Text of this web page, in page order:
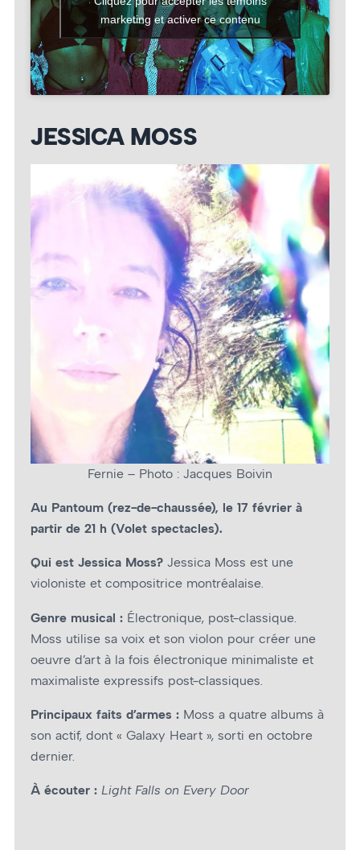
marketing et activer ce contenu
JESSICA MOSS
Fernie – Photo : Jacques Boivin
Au Pantoum (rez-de-chaussée), le 17 février à
partir de 21 h (Volet spectacles).
Qui est Jessica Moss? Jessica Moss est une
violoniste et compositrice montréalaise.
Genre musical : Électronique, post-classique.
Moss utilise sa voix et son violon pour créer une
oeuvre d’art à la fois électronique minimaliste et
maximaliste expressifs post-classiques.
Principaux faits d’armes : Moss a quatre albums à
son actif, dont « Galaxy Heart », sorti en octobre
dernier.
À écouter : Light Falls on Every Door